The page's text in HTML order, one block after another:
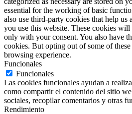
essential for the working of basic
also use third-party cookies that help us
you use this website. These cookies
only with your consent. You also have
cookies. But opting out of some of
browsing experience.
Funcionales
Funcionales
Las cookies funcionales ayudan a
como compartir el contenido del sitio
sociales, recopilar comentarios y otras
Rendimiento